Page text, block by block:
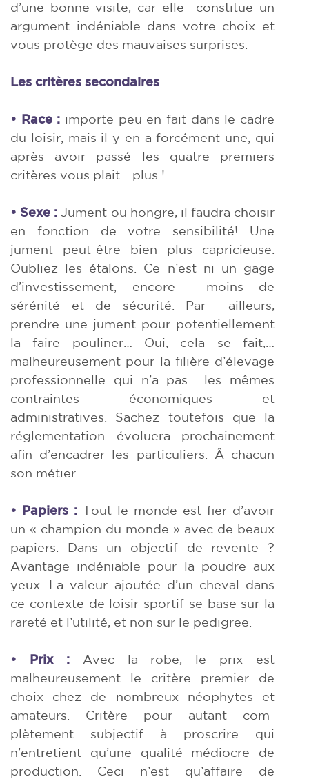
d’une bonne visite, car elle
constitue un
argument indéniable dans votre choix et
vous protège des mauvaises surprises.
Les critères secondaires
• Race : importe peu en fait dans le cadre
du loisir, mais il y en a forcément une, qui
après avoir passé les quatre premiers
critères vous plait… plus !
• Sexe : Jument ou hongre, il faudra choisir
en fonction de votre sensibilité! Une
jument peut-­être bien plus capricieuse.
Oubliez les étalons. Ce n’est ni un gage
d’investissement, encore
moins de
sérénité et de sécurité. Par
ailleurs,
prendre une jument pour potentiellement
la faire pouliner… Oui, cela se fait,…
malheureusement pour la filière d’élevage
professionnelle qui n’a pas
les mêmes
contraintes économiques et
administratives. Sachez toutefois que la
réglementation évoluera prochainement
afin d’encadrer les particuliers. Â chacun
son métier.
• Papiers : Tout le monde est fier d’avoir
un « champion du monde » avec de beaux
papiers. Dans un objectif de revente ?
Avantage indéniable pour la poudre aux
yeux. La valeur ajoutée d’un cheval dans
ce contexte de loisir sportif se base sur la
rareté et l’utilité, et non sur le pedigree.
• Prix :
Avec la robe, le prix est
malheureusement le critère premier de
choix chez de nombreux néophytes et
amateurs. Critère pour autant com-
plètement subjectif à proscrire qui
n’entretient qu’une qualité médiocre de
production. Ceci n’est qu’affaire de